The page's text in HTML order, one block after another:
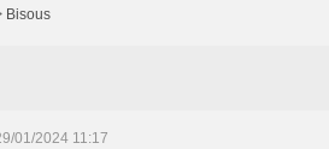
Bisous
01/2024 11:17